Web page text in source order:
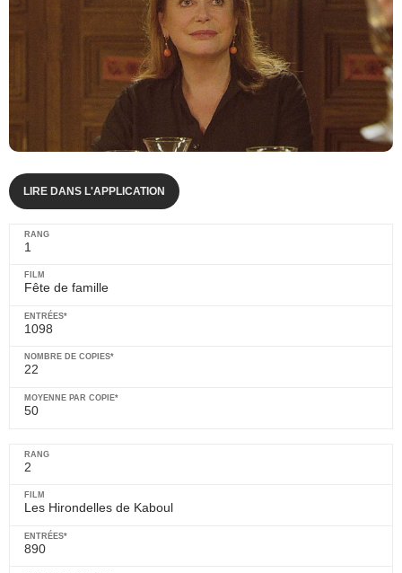
LIRE DANS L'APPLICATION
1
Fête de famille
1098
22
50
2
Les Hirondelles de Kaboul
890